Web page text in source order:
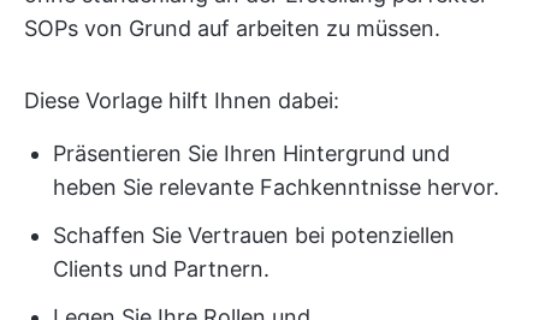
SOPs von Grund auf arbeiten zu müssen.
Diese Vorlage hilft Ihnen dabei:
Präsentieren Sie Ihren Hintergrund und
heben Sie relevante Fachkenntnisse hervor.
Schaffen Sie Vertrauen bei potenziellen
Clients und Partnern.